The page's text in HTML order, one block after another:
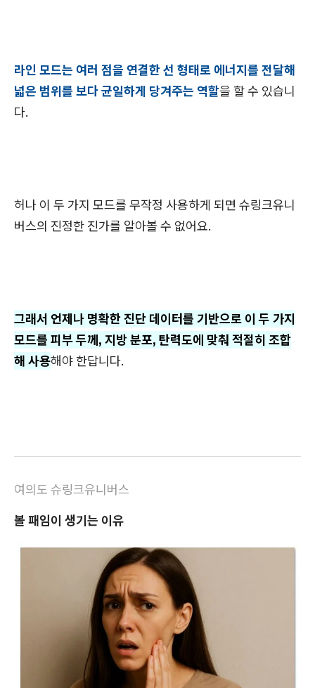
라인 모드는 여러 점을 연결한 선 형태로 에너지를 전달해
넓은 범위를 보다 균일하게 당겨주는 역할을 할 수 있습니
다.
허나 이 두 가지 모드를 무작정 사용하게 되면 슈링크유니
버스의 진정한 진가를 알아볼 수 없어요.
그래서 언제나 명확한 진단 데이터를 기반으로 이 두 가지
모드를 피부 두께, 지방 분포, 탄력도에 맞춰 적절히 조합
해 사용해야 한답니다.
여의도 슈링크유니버스
볼 패임이 생기는 이유